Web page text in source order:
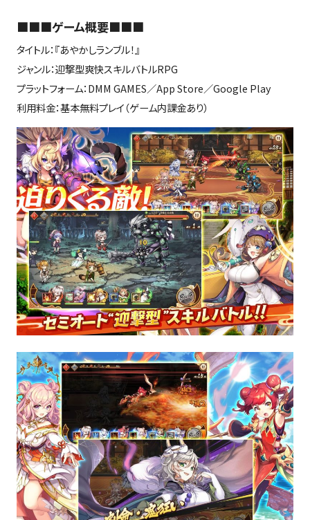
■■■ゲーム概要■■■
タイトル：『あやかしランブル！』
ジャンル：迎撃型爽快スキルバトルRPG
プラットフォーム：DMM GAMES／App Store／Google Play
利用料金：基本無料プレイ（ゲーム内課金あり）